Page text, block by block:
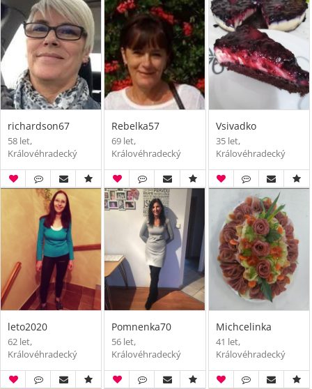
richardson67
58 let,
Královéhradecký
Rebelka57
69 let,
Královéhradecký
Vsivadko
35 let,
Královéhradecký
leto2020
62 let,
Královéhradecký
Pomnenka70
56 let,
Královéhradecký
Michcelinka
41 let,
Královéhradecký